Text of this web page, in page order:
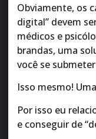
Obviamente, os
digital” devem
médicos e
brandas, uma
você se
Isso mesmo!
Por isso eu
e conseguir de